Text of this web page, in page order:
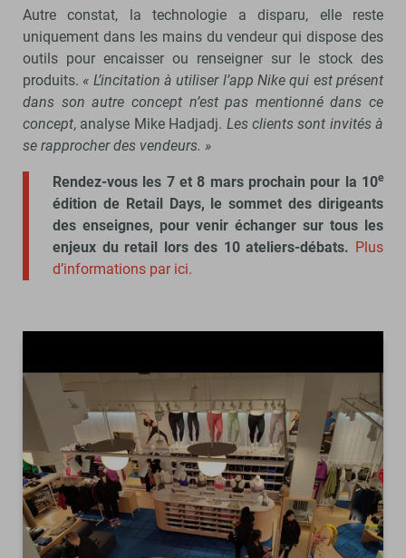
Autre constat, la technologie a disparu, elle reste
uniquement dans les mains du vendeur qui dispose des
outils pour encaisser ou renseigner sur le stock des
produits. « L’incitation à utiliser l’app Nike qui est présent
dans son autre concept n’est pas mentionné dans ce
concept, analyse Mike Hadjadj. Les clients sont invités à
se rapprocher des vendeurs. »
Rendez-vous les 7 et 8 mars prochain pour la 10e
édition de Retail Days, le sommet des dirigeants
des enseignes, pour venir échanger sur tous les
enjeux du retail lors des 10 ateliers-débats. Plus
d’informations par ici.
précédent suivant